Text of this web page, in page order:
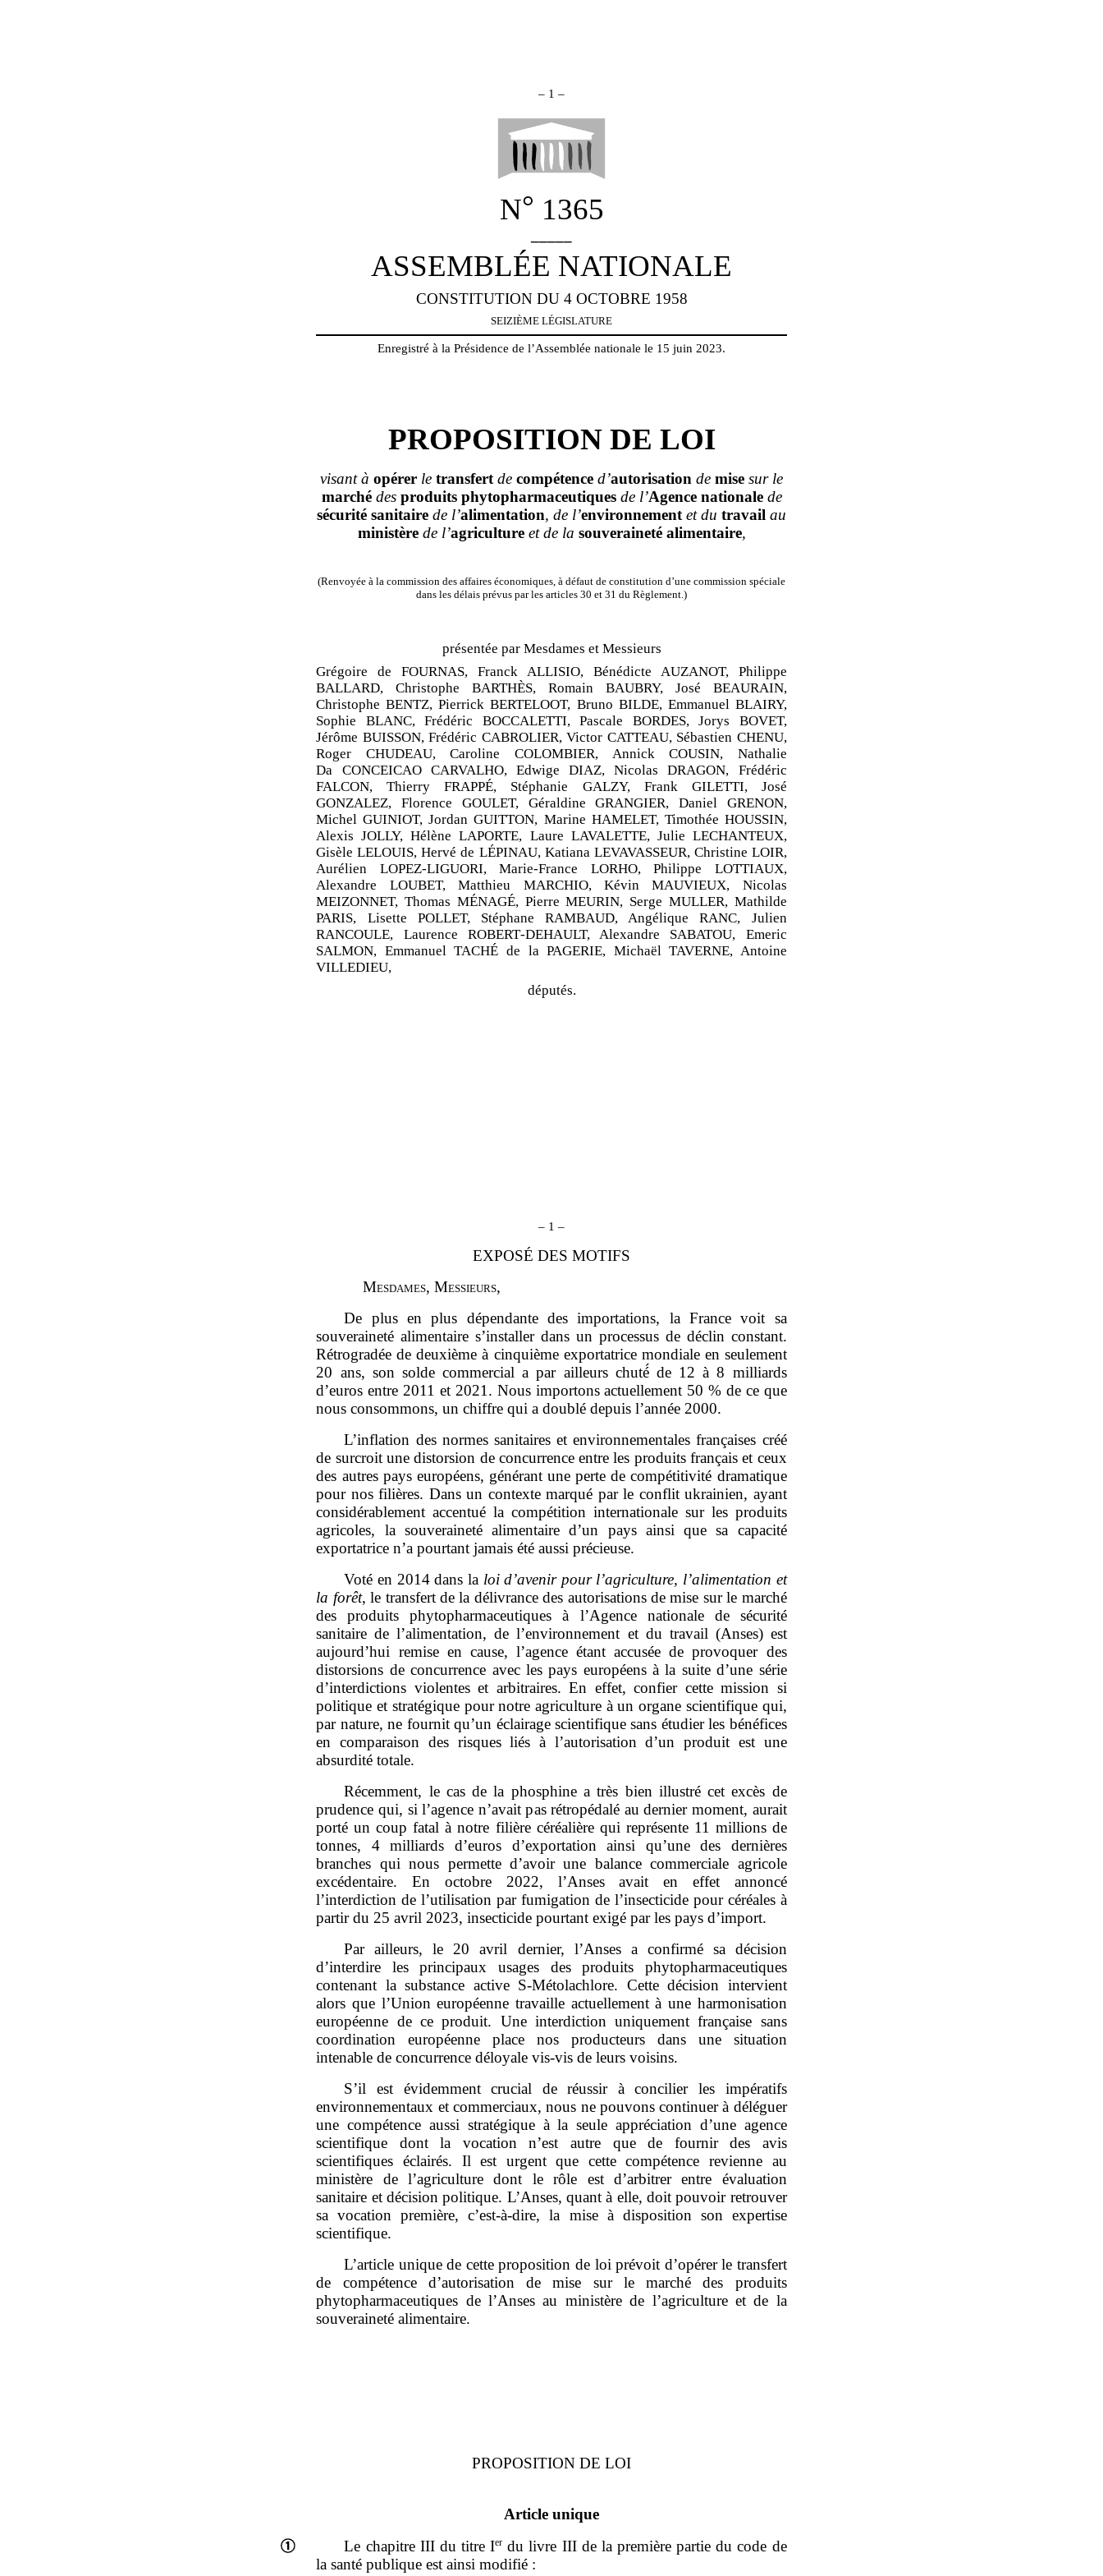
– 1 –
N° 1365
ASSEMBLÉE NATIONALE
CONSTITUTION DU 4 OCTOBRE 1958
SEIZIÈME LÉGISLATURE
Enregistré à la Présidence de l’Assemblée nationale le 15 juin 2023.
PROPOSITION DE LOI
visant à opérer le transfert de compétence d’autorisation de mise sur le
marchédes produits phytopharmaceutiquesde l’Agence nationalede
sécurité sanitaire de l’alimentation, de l’environnement et du travail au
ministèrede l’agricultureet de la souveraineté alimentaire,
(Renvoyée à la commission des affaires économiques, à défaut de constitution d’une commission spéciale
dans les délais prévus par les articles 30 et 31 du Règlement.)
présentée par Mesdames et Messieurs
Grégoire de
FOURNAS, Franck ALLISIO, Bénédicte AUZANOT, Philippe
BALLARD, Christophe BARTHÈS, Romain BAUBRY, José BEAURAIN,
Christophe BENTZ, Pierrick BERTELOOT, Bruno BILDE, Emmanuel BLAIRY,
Sophie BLANC, Frédéric BOCCALETTI, Pascale BORDES, Jorys BOVET,
Jérôme BUISSON, Frédéric CABROLIER, Victor CATTEAU, Sébastien CHENU,
Roger CHUDEAU, Caroline COLOMBIER, Annick COUSIN, Nathalie
Da
CONCEICAO
CARVALHO, Edwige DIAZ, Nicolas DRAGON, Frédéric
FALCON, Thierry FRAPPÉ, Stéphanie GALZY, Frank GILETTI, José
GONZALEZ, Florence GOULET, Géraldine GRANGIER, Daniel GRENON,
Michel GUINIOT, Jordan GUITTON, Marine HAMELET, Timothée HOUSSIN,
Alexis JOLLY, Hélène LAPORTE, Laure LAVALETTE, Julie LECHANTEUX,
Gisèle LELOUIS, Hervé de LÉPINAU, Katiana LEVAVASSEUR, Christine LOIR,
Aurélien LOPEZ‑LIGUORI, Marie‑France LORHO, Philippe LOTTIAUX,
Alexandre LOUBET, Matthieu MARCHIO, Kévin MAUVIEUX, Nicolas
MEIZONNET, Thomas MÉNAGÉ, Pierre MEURIN, Serge MULLER, Mathilde
PARIS, Lisette POLLET, Stéphane RAMBAUD, Angélique RANC, Julien
RANCOULE, Laurence ROBERT‑DEHAULT, Alexandre SABATOU, Emeric
SALMON, Emmanuel TACHÉ de la PAGERIE, Michaël TAVERNE, Antoine
VILLEDIEU,
députés.
– 1 –
EXPOSÉ DES MOTIFS
Mesdames, Messieurs,
De plus en plus dépendante des importations, la France voit sa
souveraineté alimentaire s’installer dans un processus de déclin constant.
Rétrogradée de deuxième à cinquième exportatrice mondiale en seulement
20 ans, son solde commercial a par ailleurs chuté́ de 12 à 8 milliards
d’euros entre 2011 et 2021. Nous importons actuellement 50 % de ce que
nous consommons, un chiffre qui a doublé depuis l’année 2000.
L’inflation des normes sanitaires et environnementales françaises créé
de surcroit une distorsion de concurrence entre les produits français et ceux
des autres pays européens, générant une perte de compétitivité dramatique
pour nos filières. Dans un contexte marqué par le conflit ukrainien, ayant
considérablement accentué la compétition internationale sur les produits
agricoles, la souveraineté alimentaire d’un pays ainsi que sa capacité
exportatrice n’a pourtant jamais été aussi précieuse.
Voté en 2014 dans la loi d’avenir pour l’agriculture, l’alimentation et
la forêt, le transfert de la délivrance des autorisations de mise sur le marché
des produits phytopharmaceutiques à l’Agence nationale de sécurité
sanitaire de l’alimentation, de l’environnement et du travail (Anses) est
aujourd’hui remise en cause, l’agence étant accusée de provoquer des
distorsions de concurrence avec les pays européens à la suite d’une série
d’interdictions violentes et arbitraires. En effet, confier cette mission si
politique et stratégique pour notre agriculture à un organe scientifique qui,
par nature, ne fournit qu’un éclairage scientifique sans étudier les bénéfices
en comparaison des risques liés à l’autorisation d’un produit est une
absurdité totale.
Récemment, le cas de la phosphine a très bien illustré cet excès de
prudence qui, si l’agence n’avait pas rétropédalé au dernier moment, aurait
porté un coup fatal à notre filière céréalière qui représente 11 millions de
tonnes, 4 milliards d’euros d’exportation ainsi qu’une des dernières
branches qui nous permette d’avoir une balance commerciale agricole
excédentaire. En octobre 2022, l’Anses avait en effet annoncé
l’interdiction de l’utilisation par fumigation de l’insecticide pour céréales à
partir du 25 avril 2023, insecticide pourtant exigé par les pays d’import.
Par ailleurs, le 20 avril dernier, l’Anses a confirmé sa décision
d’interdire les principaux usages des produits phytopharmaceutiques
contenant la substance active S‑Métolachlore. Cette décision intervient
alors que l’Union européenne travaille actuellement à une harmonisation
européenne de ce produit. Une interdiction uniquement française sans
coordination européenne place nos producteurs dans une situation
intenable de concurrence déloyale vis‑vis de leurs voisins.
S’il est évidemment crucial de réussir à concilier les impératifs
environnementaux et commerciaux, nous ne pouvons continuer à déléguer
une compétence aussi stratégique à la seule appréciation d’une agence
scientifique dont la vocation n’est autre que de fournir des avis
scientifiques éclairés. Il est urgent que cette compétence revienne au
ministère de l’agriculture dont le rôle est d’arbitrer entre évaluation
sanitaire et décision politique. L’Anses, quant à elle, doit pouvoir retrouver
sa vocation première, c’est‑à‑dire, la mise à disposition son expertise
scientifique.
L’article unique de cette proposition de loi prévoit d’opérer le transfert
de compétence d’autorisation de mise sur le marché des produits
phytopharmaceutiques de l’Anses au ministère de l’agriculture et de la
souveraineté alimentaire.
PROPOSITION DE LOI
Article unique
Le chapitre III du titre Ier du livre III de la première partie du code de
la santé publique est ainsi modifié :